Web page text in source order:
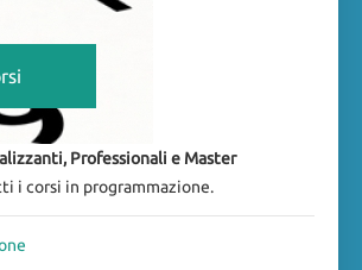
Professionali e Master
i corsi in programmazione.